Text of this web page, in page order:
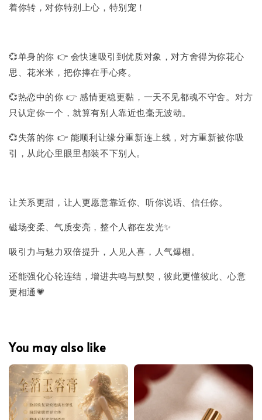
着你转，对你特别上心，特别宠！
💞单身的你 👉 会快速吸引到优质对象，对方舍得为你花心
思、花米米，把你捧在手心疼。
💞热恋中的你 👉 感情更稳更黏，一天不见都魂不守舍。对方
只认定你一个，就算有别人靠近也毫无波动。
💞失落的你 👉 能顺利让缘分重新连上线，对方重新被你吸
引，从此心里眼里都装不下别人。
让关系更甜，让人更愿意靠近你、听你说话、信任你。
磁场变柔、气质变亮，整个人都在发光✨
吸引力与魅力双倍提升，人见人喜，人气爆棚。
还能强化心轮连结，增进共鸣与默契，彼此更懂彼此、心意
更相通💗
You may also like